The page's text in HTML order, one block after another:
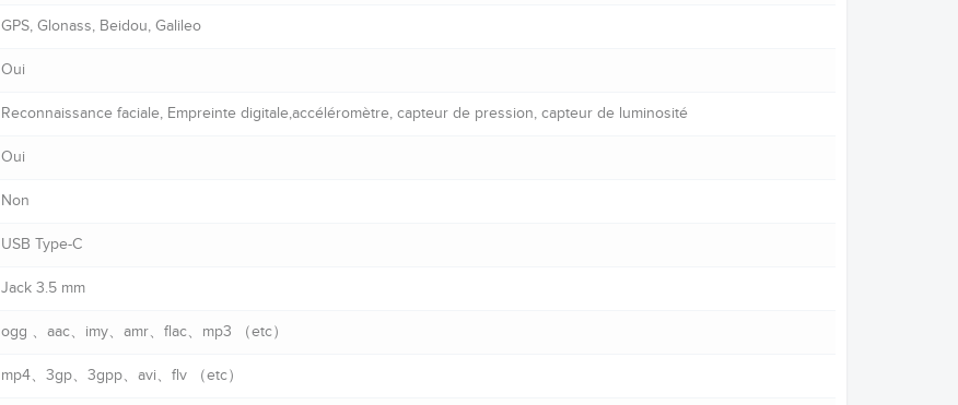
GPS, Glonass, Beidou, Galileo
Oui
Reconnaissance faciale, Empreinte digitale,accéléromètre, capteur de pression, capteur de luminosité
Oui
Non
USB Type-C
Jack 3.5 mm
ogg 、aac、imy、amr、flac、mp3 （etc）
mp4、3gp、3gpp、avi、flv （etc）